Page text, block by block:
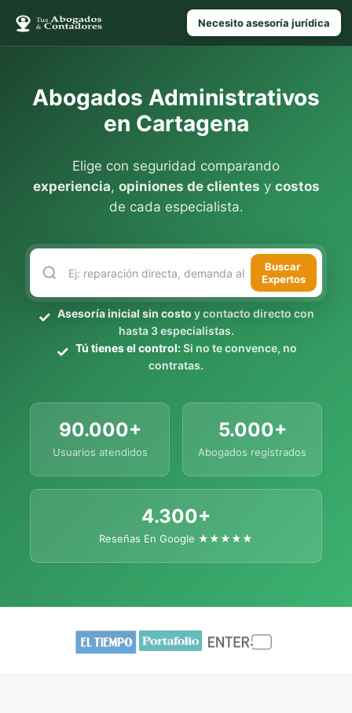
Necesito asesoría jurídica
Abogados Administrativos
en Cartagena
Elige con seguridad comparando
experiencia, opiniones de clientes y costos
de cada especialista.
Buscar
Expertos
Asesoría inicial sin costo y contacto directo con
hasta 3 especialistas.
Tú tienes el control:Si no te convence, no
contratas.
90.000+
Usuarios atendidos
5.000+
Abogados registrados
4.300+
Reseñas En Google ★★★★★